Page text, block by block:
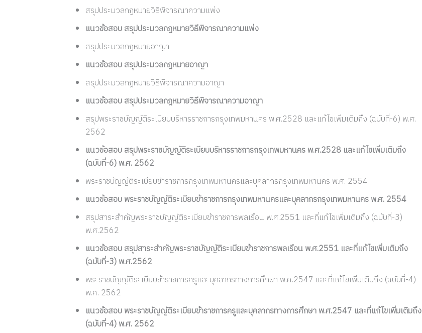
สรุปประมวลกฎหมายวิธีพิจารณาความแพ่ง
แนวข้อสอบ สรุปประมวลกฎหมายวิธีพิจารณาความแพ่ง
สรุปประมวลกฎหมายอาญา
แนวข้อสอบ สรุปประมวลกฎหมายอาญา
สรุปประมวลกฎหมายวิธีพิจารณาความอาญา
แนวข้อสอบ สรุปประมวลกฎหมายวิธีพิจารณาความอาญา
สรุปพระราชบัญญัติระเบียบบริหารราชการกรุงเทพมหานคร พ.ศ.2528 และแก้ไขเพิ่มเติมถึง (ฉบับที่-6) พ.ศ.
2562
แนวข้อสอบ สรุปพระราชบัญญัติระเบียบบริหารราชการกรุงเทพมหานคร พ.ศ.2528 และแก้ไขเพิ่มเติมถึง
(ฉบับที่-6) พ.ศ. 2562
พระราชบัญญัติระเบียบข้าราชการกรุงเทพมหานครและบุคลากรกรุงเทพมหานคร พ.ศ. 2554
แนวข้อสอบ พระราชบัญญัติระเบียบข้าราชการกรุงเทพมหานครและบุคลากรกรุงเทพมหานคร พ.ศ. 2554
สรุปสาระสำคัญพระราชบัญญัติระเบียบข้าราชการพลเรือน พ.ศ.2551 และที่แก้ไขเพิ่มเติมถึง (ฉบับที่-3)
พ.ศ.2562
แนวข้อสอบ สรุปสาระสำคัญพระราชบัญญัติระเบียบข้าราชการพลเรือน พ.ศ.2551 และที่แก้ไขเพิ่มเติมถึง
(ฉบับที่-3) พ.ศ.2562
พระราชบัญญัติระเบียบข้าราชการครูและบุคลากรทางการศึกษา พ.ศ.2547 และที่แก้ไขเพิ่มเติมถึง (ฉบับที่-4)
พ.ศ. 2562
แนวข้อสอบ พระราชบัญญัติระเบียบข้าราชการครูและบุคลากรทางการศึกษา พ.ศ.2547 และที่แก้ไขเพิ่มเติมถึง
(ฉบับที่-4) พ.ศ. 2562